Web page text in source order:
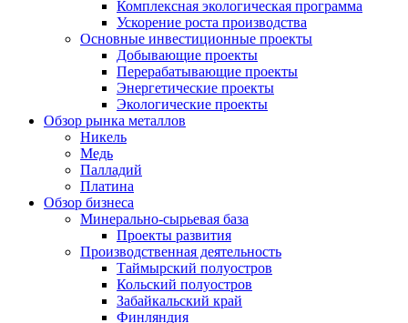
Комплексная экологическая программа
Ускорение роста производства
Основные инвестиционные проекты
Добывающие проекты
Перерабатывающие проекты
Энергетические проекты
Экологические проекты
Обзор рынка металлов
Никель
Медь
Палладий
Платина
Обзор бизнеса
Минерально-сырьевая база
Проекты развития
Производственная деятельность
Таймырский полуостров
Кольский полуостров
Забайкальский край
Финляндия